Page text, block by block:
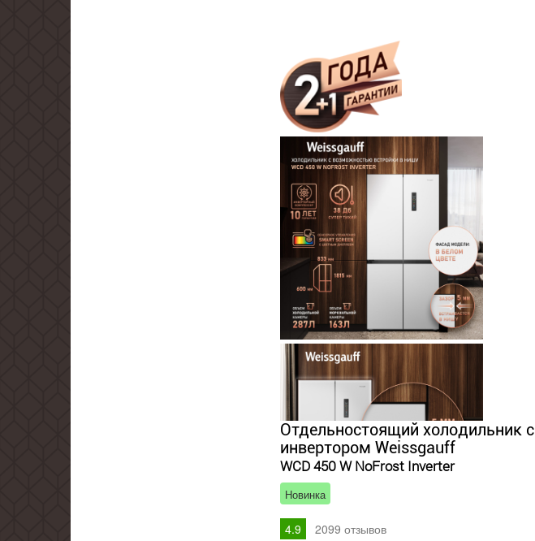
Отдельностоящий холодильник с
инвертором Weissgauff
WCD 450 W NoFrost Inverter
Новинка
4.9 2099 отзывов